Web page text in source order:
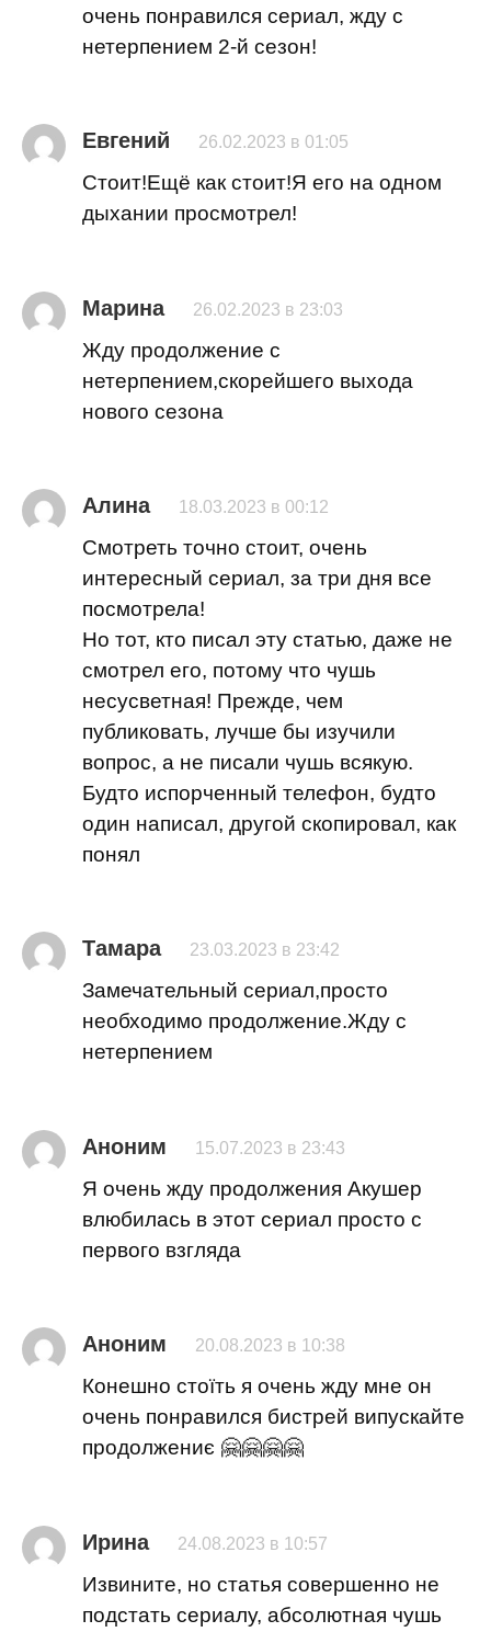
очень понравился сериал, жду с
нетерпением 2-й сезон!
Евгений 26.02.2023 в 01:05
Стоит!Ещё как стоит!Я его на одном
дыхании просмотрел!
Марина 26.02.2023 в 23:03
Жду продолжение с
нетерпением,скорейшего выхода
нового сезона
Алина 18.03.2023 в 00:12
Смотреть точно стоит, очень
интересный сериал, за три дня все
посмотрела!
Но тот, кто писал эту статью, даже не
смотрел его, потому что чушь
несусветная! Прежде, чем
публиковать, лучше бы изучили
вопрос, а не писали чушь всякую.
Будто испорченный телефон, будто
один написал, другой скопировал, как
понял
Тамара 23.03.2023 в 23:42
Замечательный сериал,просто
необходимо продолжение.Жду с
нетерпением
Аноним 15.07.2023 в 23:43
Я очень жду продолжения Акушер
влюбилась в этот сериал просто с
первого взгляда
Аноним 20.08.2023 в 10:38
Конешно стоїть я очень жду мне он
очень понравился бистрей випускайте
продолжениє 🤗🤗🤗🤗
Ирина 24.08.2023 в 10:57
Извините, но статья совершенно не
подстать сериалу, абсолютная чушь